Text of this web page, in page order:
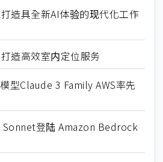
造具全新AI体验的现代化工作
造高效室内定位服务
型Claude 3 Family AWS率先
登陆 Amazon Bedrock